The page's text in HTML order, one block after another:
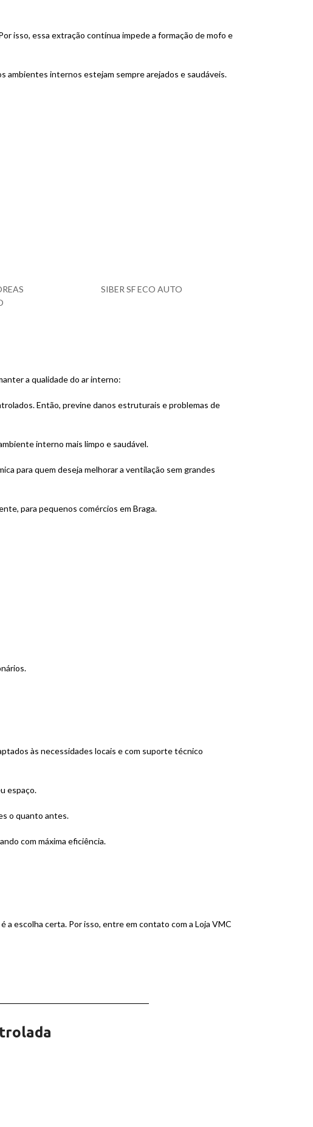
isso, essa extração contínua impede a formação de mofo e
ambientes internos estejam sempre arejados e saudáveis.
SIBER SF ECO AUTO
a qualidade do ar interno:
Então, previne danos estruturais e problemas de
interno mais limpo e saudável.
para quem deseja melhorar a ventilação sem grandes
para pequenos comércios em Braga.
às necessidades locais e com suporte técnico
espaço.
o quanto antes.
com máxima eficiência.
a escolha certa. Por isso, entre em contato com a Loja VMC